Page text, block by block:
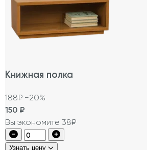
Книжная полка
188₽ −20%
150 ₽
Вы экономите 38₽
Узнать цену